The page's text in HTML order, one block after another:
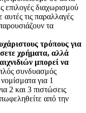
επιλογές διαχωρισμού
αυτές τις παραλλαγές
τα
τρόπους για
χρήματα, αλλά
μπορεί να
συνδυασμός
για 1
2 και 3 πιστώσεις
από την